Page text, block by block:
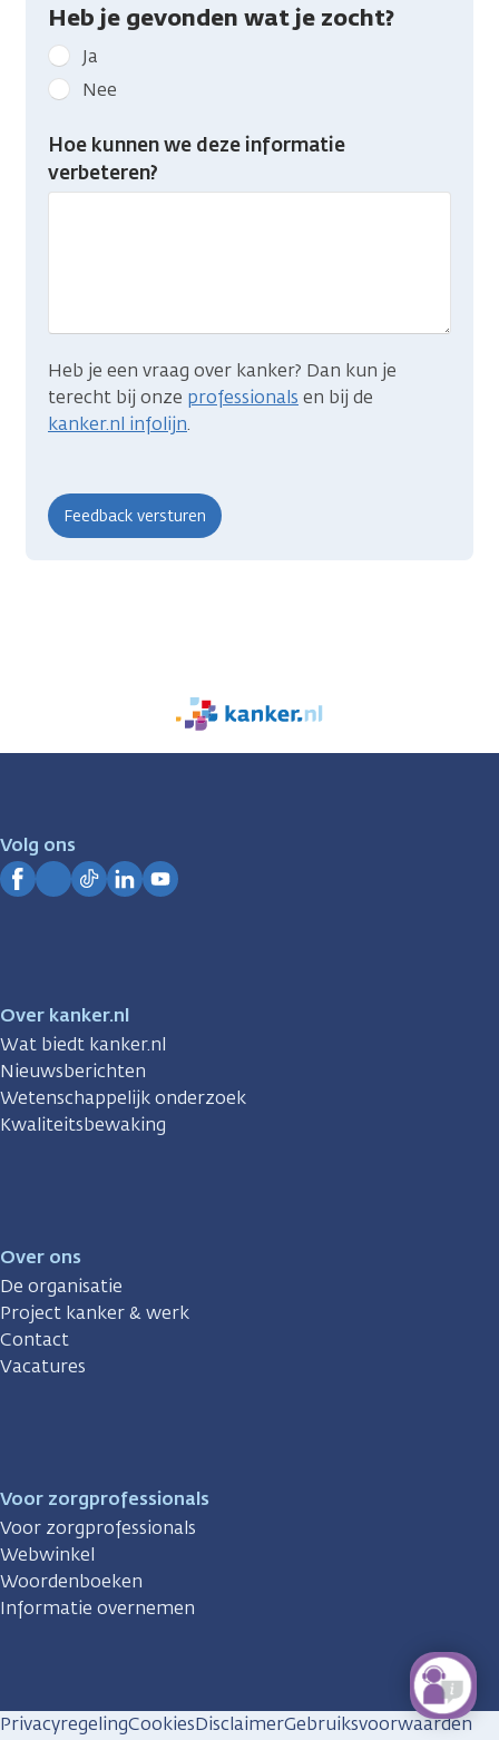
Heb je gevonden wat je zocht?
Geef
kanker.nl
feedback:
Heb
gevonden
Ja
Nee
Hoe kunnen we deze informatie
verbeteren?
Heb je een vraag over kanker? Dan kun je
terecht bij onze professionals en bij de
kanker.nl infolijn.
We
zijn
Volg ons
Over kanker.nl
Wat biedt kanker.nl
Nieuwsberichten
Wetenschappelijk onderzoek
Kwaliteitsbewaking
Over ons
De organisatie
Project kanker & werk
Contact
Vacatures
Voor zorgprofessionals
Voor zorgprofessionals
Webwinkel
Woordenboeken
Informatie overnemen
PrivacyregelingCookiesDisclaimerGebruiksvoorwaarden